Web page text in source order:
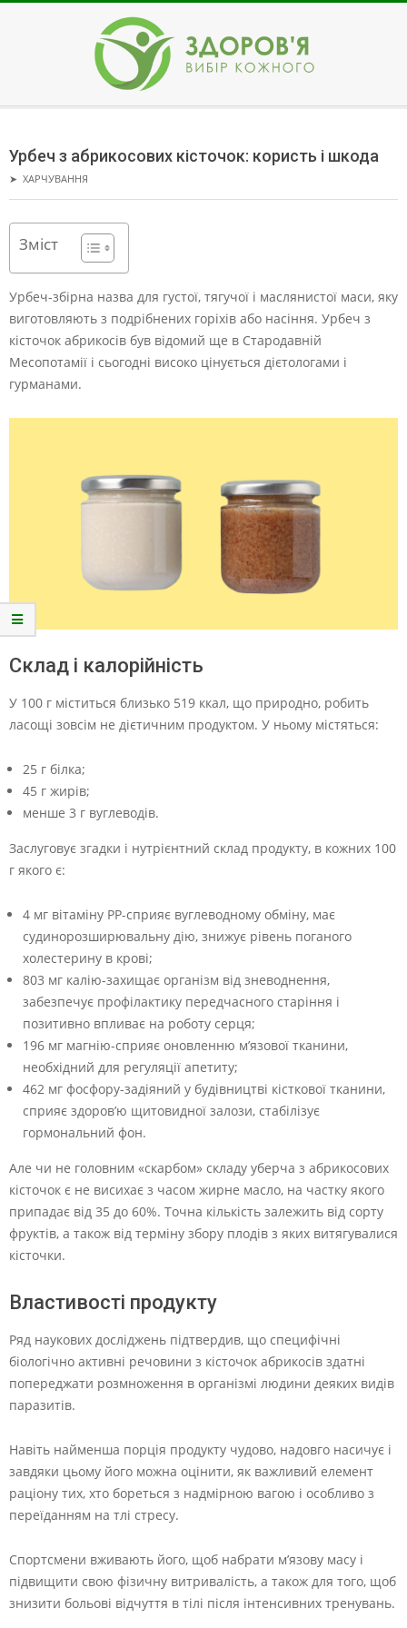
ЗДОРОВ'Я
Menu
Урбеч з абрикосових кісточок: користь і шкода
➤ ХАРЧУВАННЯ
Зміст
Урбеч-збірна назва для густої, тягучої і маслянистої маси, яку
виготовляють з подрібнених горіхів або насіння. Урбеч з
кісточок абрикосів був відомий ще в Стародавній
Месопотамії і сьогодні високо цінується дієтологами і
гурманами.
Склад і калорійність
У 100 г міститься близько 519 ккал, що природно, робить
ласощі зовсім не дієтичним продуктом. У ньому містяться:
25 г білка;
45 г жирів;
менше 3 г вуглеводів.
Заслуговує згадки і нутрієнтний склад продукту, в кожних 100
г якого є:
4 мг вітаміну РР-сприяє вуглеводному обміну, має
судинорозширювальну дію, знижує рівень поганого
холестерину в крові;
803 мг калію-захищає організм від зневоднення,
забезпечує профілактику передчасного старіння і
позитивно впливає на роботу серця;
196 мг магнію-сприяє оновленню м’язової тканини,
необхідний для регуляції апетиту;
462 мг фосфору-задіяний у будівництві кісткової тканини,
сприяє здоров’ю щитовидної залози, стабілізує
гормональний фон.
Але чи не головним «скарбом» складу уберча з абрикосових
кісточок є не висихає з часом жирне масло, на частку якого
припадає від 35 до 60%. Точна кількість залежить від сорту
фруктів, а також від терміну збору плодів з яких витягувалися
кісточки.
Властивості продукту
Ряд наукових досліджень підтвердив, що специфічні
біологічно активні речовини з кісточок абрикосів здатні
попереджати розмноження в організмі людини деяких видів
паразитів.
Навіть найменша порція продукту чудово, надовго насичує і
завдяки цьому його можна оцінити, як важливий елемент
раціону тих, хто бореться з надмірною вагою і особливо з
переїданням на тлі стресу.
Спортсмени вживають його, щоб набрати м’язову масу і
підвищити свою фізичну витривалість, а також для того, щоб
знизити больові відчуття в тілі після інтенсивних тренувань.